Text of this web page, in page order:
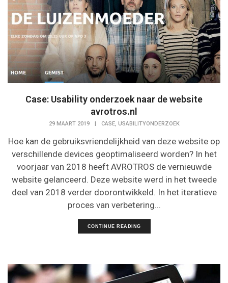
Case: Usability onderzoek naar de website
avrotros.nl
29 MAART 2019 | CASE, USABILITYONDERZOEK
Hoe kan de gebruiksvriendelijkheid van deze website op
verschillende devices geoptimaliseerd worden? In het
voorjaar van 2018 heeft AVROTROS de vernieuwde
website gelanceerd. Deze website werd in het tweede
deel van 2018 verder doorontwikkeld. In het iteratieve
proces van verbetering...
CONTINUE READING